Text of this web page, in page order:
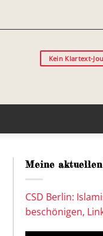
Kein Klartext-
Meine aktuellen
CSD Berlin:
beschönigen,